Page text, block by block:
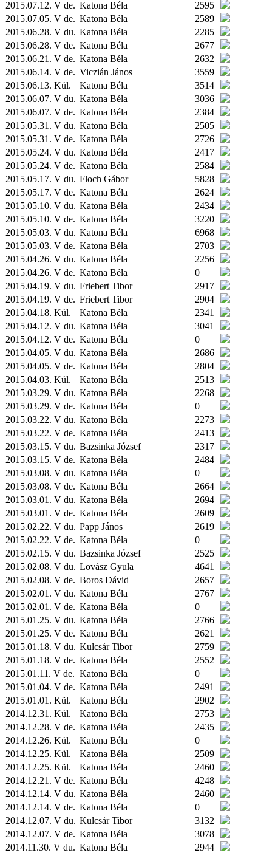
2015.07.12. V de. Katona Béla
2595
2015.07.05. V de. Katona Béla
2589
2015.06.28. V du. Katona Béla
2285
2015.06.28. V de. Katona Béla
2677
2015.06.21. V de. Katona Béla
2632
2015.06.14. V de. Viczián János
3559
2015.06.13. Kül. Katona Béla
3514
2015.06.07. V du. Katona Béla
3036
2015.06.07. V de. Katona Béla
2384
2015.05.31. V du. Katona Béla
2505
2015.05.31. V de. Katona Béla
2726
2015.05.24. V du. Katona Béla
2417
2015.05.24. V de. Katona Béla
2584
2015.05.17. V du. Floch Gábor
5828
2015.05.17. V de. Katona Béla
2624
2015.05.10. V du. Katona Béla
2434
2015.05.10. V de. Katona Béla
3220
2015.05.03. V du. Katona Béla
6968
2015.05.03. V de. Katona Béla
2703
2015.04.26. V du. Katona Béla
2256
2015.04.26. V de. Katona Béla
0
2015.04.19. V du. Friebert Tibor
2917
2015.04.19. V de. Friebert Tibor
2904
2015.04.18. Kül. Katona Béla
2341
2015.04.12. V du. Katona Béla
3041
2015.04.12. V de. Katona Béla
0
2015.04.05. V du. Katona Béla
2686
2015.04.05. V de. Katona Béla
2804
2015.04.03. Kül. Katona Béla
2513
2015.03.29. V du. Katona Béla
2268
2015.03.29. V de. Katona Béla
0
2015.03.22. V du. Katona Béla
2273
2015.03.22. V de. Katona Béla
2413
2015.03.15. V du. Bazsinka József
2317
2015.03.15. V de. Katona Béla
2484
2015.03.08. V du. Katona Béla
0
2015.03.08. V de. Katona Béla
2664
2015.03.01. V du. Katona Béla
2694
2015.03.01. V de. Katona Béla
2609
2015.02.22. V du. Papp János
2619
2015.02.22. V de. Katona Béla
0
2015.02.15. V du. Bazsinka József
2525
2015.02.08. V du. Lovász Gyula
4641
2015.02.08. V de. Boros Dávid
2657
2015.02.01. V du. Katona Béla
2767
2015.02.01. V de. Katona Béla
0
2015.01.25. V du. Katona Béla
2766
2015.01.25. V de. Katona Béla
2621
2015.01.18. V du. Kulcsár Tibor
2759
2015.01.18. V de. Katona Béla
2552
2015.01.11. V de. Katona Béla
0
2015.01.04. V de. Katona Béla
2491
2015.01.01. Kül. Katona Béla
2902
2014.12.31. Kül. Katona Béla
2753
2014.12.28. V de. Katona Béla
2435
2014.12.26. Kül. Katona Béla
0
2014.12.25. Kül. Katona Béla
2509
2014.12.25. Kül. Katona Béla
2460
2014.12.21. V de. Katona Béla
4248
2014.12.14. V du. Katona Béla
2460
2014.12.14. V de. Katona Béla
0
2014.12.07. V du. Kulcsár Tibor
3132
2014.12.07. V de. Katona Béla
3078
2014.11.30. V du. Katona Béla
2944